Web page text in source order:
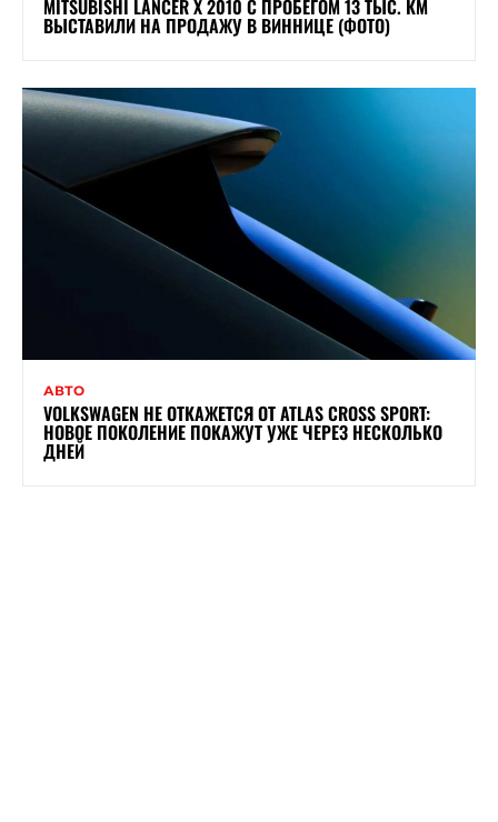
MITSUBISHI LANCER X 2010 С ПРОБЕГОМ 13 ТЫС. КМ
ВЫСТАВИЛИ НА ПРОДАЖУ В ВИННИЦЕ (ФОТО)
АВТО
VOLKSWAGEN НЕ ОТКАЖЕТСЯ ОТ ATLAS CROSS SPORT:
НОВОЕ ПОКОЛЕНИЕ ПОКАЖУТ УЖЕ ЧЕРЕЗ НЕСКОЛЬКО
ДНЕЙ